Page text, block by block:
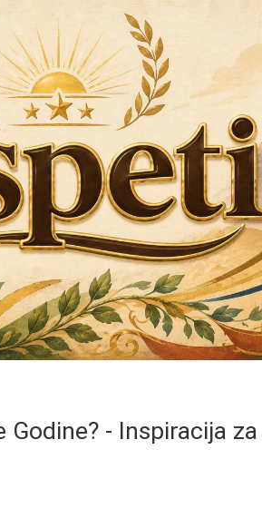
- Inspiracija